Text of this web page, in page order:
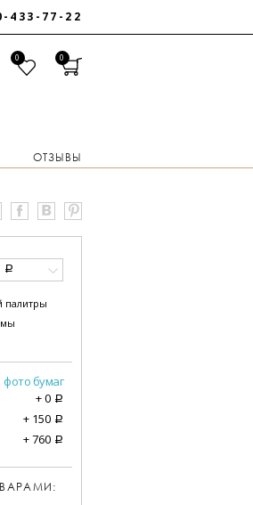
433-77-22
0 0
ОТЗЫВЫ
a
палитры
мы
фото бумаг
+0 a
+ 150 a
+760 a